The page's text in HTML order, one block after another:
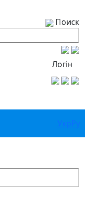
Поиск
Логін
УкрРу